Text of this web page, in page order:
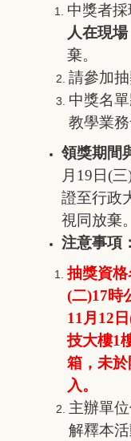
中獎者採
人在現場
棄。
請參加
中獎名
教學業務
領獎期間
月19日(
證至行政
視同放棄
注意事項：
抽獎資格
(二)17時
11月12
技大樓1
箱，未
入。
主辦單
解釋本